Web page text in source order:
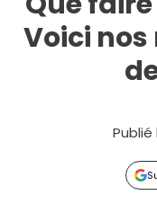
Voici
Publié